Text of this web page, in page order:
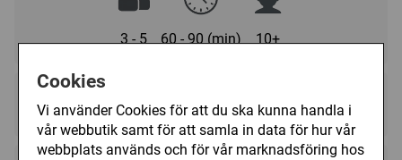
Cookies
Vi använder Cookies för att du ska kunna handla i
vår webbutik samt för att samla in data för hur vår
webbplats används och för vår marknadsföring hos
3 - 5 60 - 90 (min) 10+
★★★★★★★★★★
★★★★★★★★★★